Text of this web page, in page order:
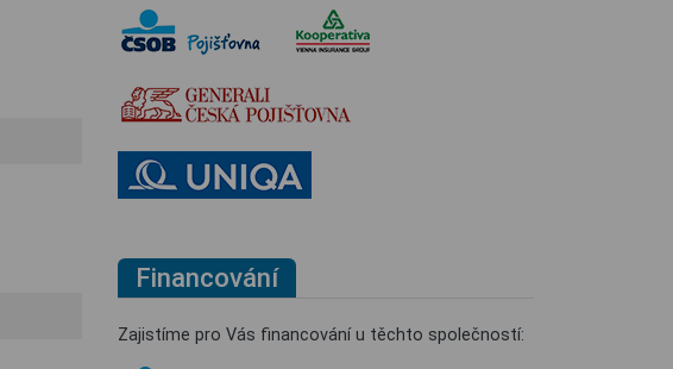
Financování
Zajistíme pro Vás financování u těchto společností: